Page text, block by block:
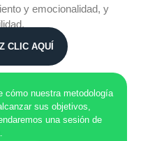
y emocionalidad, y
CLIC AQUÍ
cómo nuestra metodología
sus objetivos,
una sesión de